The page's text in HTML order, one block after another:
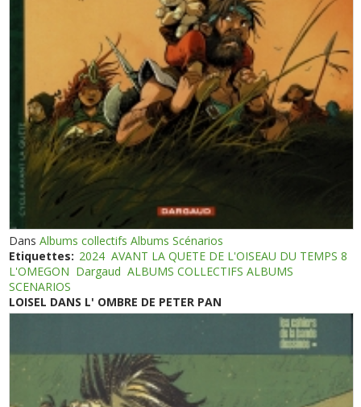
DansAlbums collectifs Albums Scénarios
Etiquettes: 2024 AVANT LA QUETE DE L'OISEAU DU TEMPS 8
L'OMEGON Dargaud ALBUMS COLLECTIFS ALBUMS
SCENARIOS
LOISEL DANS L' OMBRE DE PETER PAN